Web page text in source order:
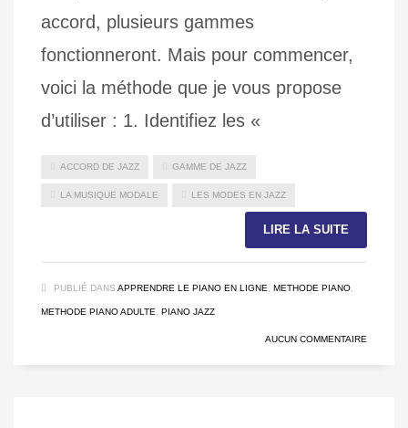
accord, plusieurs gammes
fonctionneront. Mais pour commencer,
voici la méthode que je vous propose
d’utiliser : 1. Identifiez les «
ACCORD DE JAZZ GAMME DE JAZZ
LA MUSIQUE MODALE LES MODES EN JAZZ
LIRE LA SUITE
PUBLIÉ DANS APPRENDRE LE PIANO EN LIGNE, METHODE PIANO,
METHODE PIANO ADULTE, PIANO JAZZ
AUCUN COMMENTAIRE